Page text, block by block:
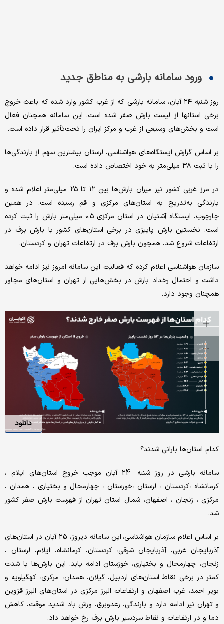
ورود سامانه بارشی به مناطق جدید
روز شنبه ۲۴ آبان، سامانه بارشی که از غرب کشور وارد شده که باعث خروج
برخی استان‎ها از لیست بارش صفر شده است. این سامانه همچنان فعال
است و بخش‌های وسیعی از غرب و مرکز ایران را تحت‌تأثیر قرار داده است.
بر اساس گزارش ایستگاه‌های هواشناسی، لرستان بیشترین سهم از بارندگی‌ها
را با ثبت ۳۸ میلی‌متر به خود اختصاص داده است.
در مرز غربی کشور نیز میزان بارش‌ها بین ۱۲ تا ۲۵ میلی‌متر اعلام شده و
بارندگی به‌تدریج به استان‌های مرکزی و قم رسیده است. در همین
چارچوب، ایستگاه آشتیان در استان مرکزی ۰.۵ میلی‌متر بارش را ثبت کرده
است. نخستین بارش پاییزی در برخی استان‌های کشور با بارش برف در
ارتفاعات شروع شد، همچون بارش برف در ارتفاعات تهران و کردستان.
سازمان هواشناسی اعلام کرده که فعالیت این سامانه امروز نیز ادامه خواهد
داشت و احتمال رخداد بارش در بخش‌هایی از تهران و استان‌های مجاور
همچنان وجود دارد.
دانلود
کدام استان‌‎ها بارانی شدند؟
سامانه بارشی در روز شنبه 24 آبان موجب خروج استان‌های ایلام ،
کرمانشاه ،‌کردستان ، لرستان ،خوزستان ، چهارمحال و بختیاری ، همدان ،
مرکزی ، زنجان ، اصفهان، شمال استان تهران از فهرست بارش صفر کشور
شد.
بر اساس اعلام سازمان هواشناسی، این سامانه دیروز،‌ 25 آبان در استان‌های
آذربایجان غربی، آذربایجان شرقی، کردستان، کرمانشاه، ایلام، لرستان ،
زنجان، چهارمحال و بختیاری، خوزستان ادامه یابد. این بارش‌ها با شدت
کمتر در برخی نقاط استان‌های اردبیل، گیلان، همدان، مرکزی، کهگیلویه و
بویر احمد، غرب اصفهان و ارتفاعات البرز مرکزی در استان‌های البرز قزوین
و تهران نیز ادامه دارد و بارندگی، رعدوبرق، وزش باد شدید موقت، کاهش
دما و در ارتفاعات و نقاط سردسیر بارش برف رخ خواهد داد.